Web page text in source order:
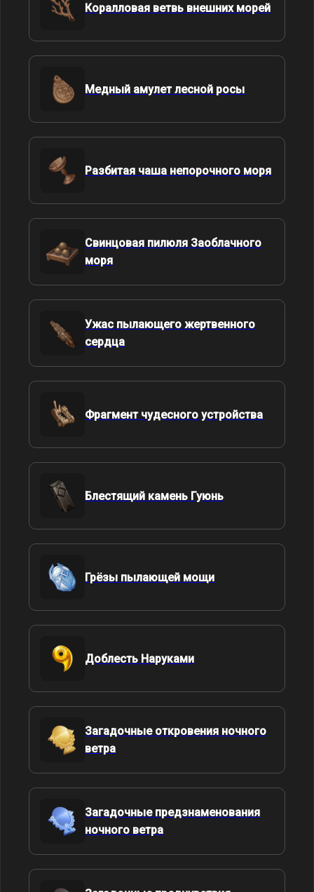
Коралловая ветвь внешних морей
Медный амулет лесной росы
Разбитая чаша непорочного моря
Свинцовая пилюля Заоблачного
моря
Ужас пылающего жертвенного
сердца
Фрагмент чудесного устройства
Блестящий камень Гуюнь
Грёзы пылающей мощи
Доблесть Наруками
Загадочные откровения ночного
ветра
Загадочные предзнаменования
ночного ветра